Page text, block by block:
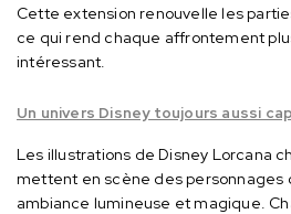
Cette extension renouvelle les
ce qui rend chaque affrontement
intéressant.
Un univers Disney toujours aussi
Les illustrations de Disney Lorcana
mettent en scène des personnages
ambiance lumineuse et magique.